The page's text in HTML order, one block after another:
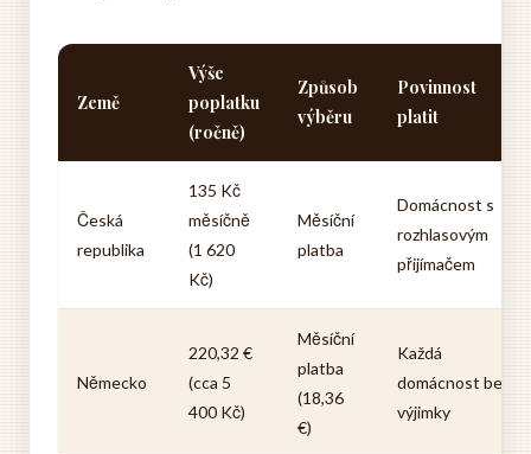
Země
Výše
poplatku
(ročně)
Způsob
výběru
Povinnost
platit
Česká
republika
135 Kč
měsíčně
(1 620
Kč)
Měsíční
platba
Domácnost s
rozhlasovým
přijímačem
Německo
220,32 €
(cca 5
400 Kč)
Měsíční
platba
(18,36
€)
Každá
domácnost bez
výjimky